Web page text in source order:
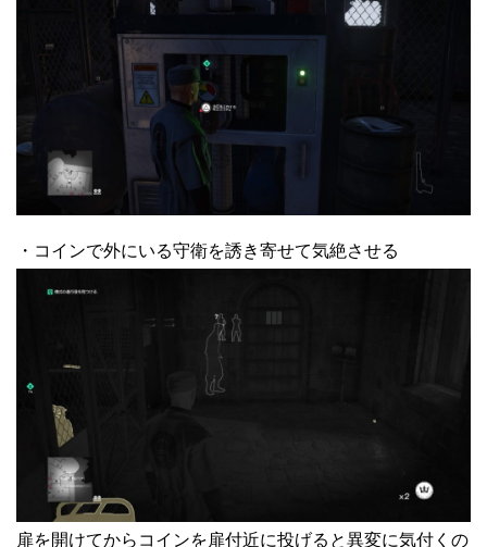
・コインで外にいる守衛を誘き寄せて気絶させる
扉を開けてからコインを扉付近に投げると異変に気付くの